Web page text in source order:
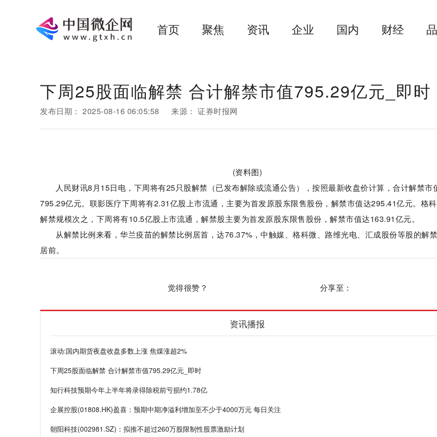
首页 聚焦 资讯 企业 国内 财经
下周25股面临解禁 合计解禁市值795.29亿元_即时
发布日期： 2025-08-16 06:05:58 来源： 证券时报网
(资料图)
人民财讯8月15日电，下周将有25只股解禁（已发布解除或流通公告），按照最新收盘价计算，合计解禁市
795.29亿元。联影医疗下周将有2.31亿股上市流通，主要为首发原股东限售股份，解禁市值达295.41亿元。格
解禁规模次之，下周将有10.5亿股上市流通，解禁股主要为首发原股东限售股份，解禁市值达163.91亿元。
从解禁比例来看，华兰疫苗的解禁比例居首，达76.37%，中触媒、格科微、路维光电、汇成股份等股的解
居前。
觉得很赞？ 分享至：
资讯播报
滚动:国内期货夜盘收盘多数上涨 焦煤涨超2%
下周25股面临解禁 合计解禁市值795.29亿元_即时
知行科技预期今年上半年将录得除税前亏损约1.78亿
企展控股(01808.HK)盈喜：预期中期净溢利增加至不少于4000万元 每日关注
朝阳科技(002981.SZ)：拟推不超过260万股限制性股票激励计划